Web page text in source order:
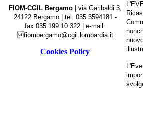
FIOM-CGIL Bergamo| via Garibaldi 3,
24122 Bergamo | tel. 035.3594181 -
fax 035.199.10.322 | e-mail:
fiombergamo@cgil.lombardia.it
Cookies Policy